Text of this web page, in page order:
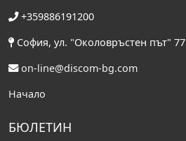
+359886191200
София, ул. "Околовръстен път" 77
on-line@discom-bg.com
Начало
БЮЛЕТИН